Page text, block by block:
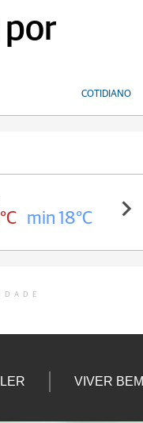
por
COTIDIANO
min 17°C
VIVER BEM